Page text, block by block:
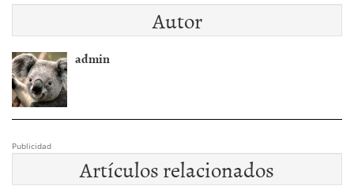
Autor
admin
Publicidad
Artículos relacionados